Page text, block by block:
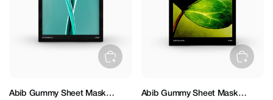
Abib Gummy Sheet Mask
Abib Gummy Sheet Mask